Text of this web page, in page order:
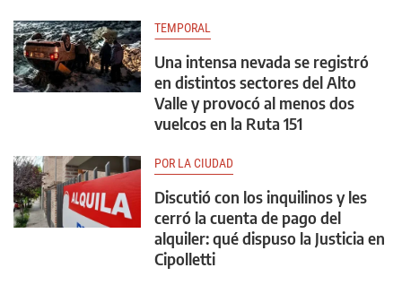
TEMPORAL
Una intensa nevada se registró
en distintos sectores del Alto
Valle y provocó al menos dos
vuelcos en la Ruta 151
POR LA CIUDAD
Discutió con los inquilinos y les
cerró la cuenta de pago del
alquiler: qué dispuso la Justicia en
Cipolletti